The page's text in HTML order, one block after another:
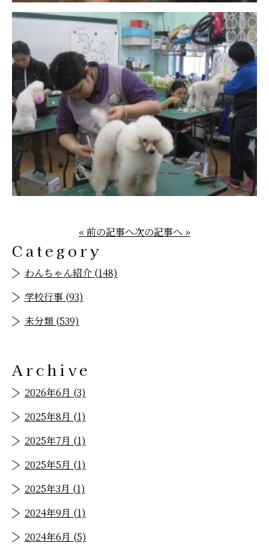
« 前の記事へ次の記事へ »
Category
わんちゃん紹介 (148)
学校行事 (93)
未分類 (539)
Archive
2026年6月 (3)
2025年8月 (1)
2025年7月 (1)
2025年5月 (1)
2025年3月 (1)
2024年9月 (1)
2024年6月 (5)